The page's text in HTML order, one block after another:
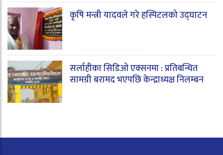
कृषि मन्त्री यादवले गरे हस्पिटलको उद्घाटन
सर्लाहीका सिडिओ एक्सनमा : प्रतिबन्धित
सामग्री बरामद भएपछि केन्द्राध्यक्ष निलम्बन